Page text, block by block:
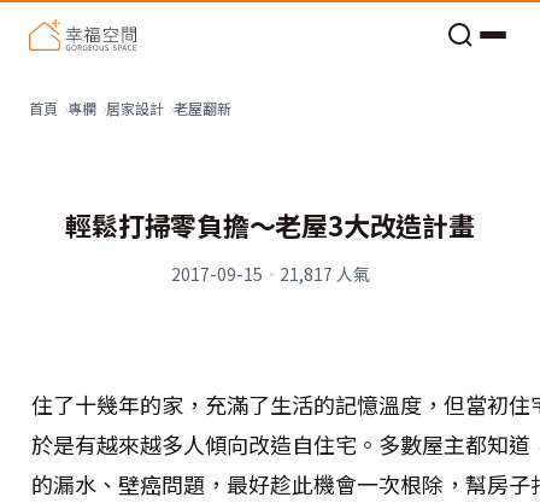
首頁 專欄 居家設計 老屋翻新
輕鬆打掃零負擔～老屋3大改造計畫
2017-09-15 · 21,817 人氣
住了十幾年的家，充滿了生活的記憶溫度，但當初
於是有越來越多人傾向改造自住宅。多數屋主都知
的漏水、壁癌問題，最好趁此機會一次根除，幫房